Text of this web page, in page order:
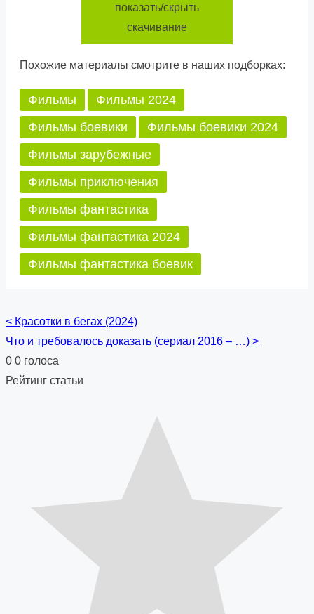
показать/скрыть
скачивание
Похожие материалы смотрите в наших подборках:
Фильмы
Фильмы 2024
Фильмы боевики
Фильмы боевики 2024
Фильмы зарубежные
Фильмы приключения
Фильмы фантастика
Фильмы фантастика 2024
Фильмы фантастика боевик
Posts
navigation
< Красотки в бегах (2024)
Что и требовалось доказать (сериал 2016 – …) >
0 0 голоса
Рейтинг статьи